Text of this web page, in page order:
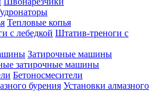
Тепловые копья
Штатив-треноги с
Затирочные машины
затирочные машины
Бетоносмесители
Установки алмазного